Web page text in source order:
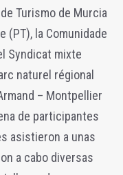
Turismo de Murcia
(PT), la Comunidade
Syndicat mixte
naturel régional
– Montpellier
de participantes
asistieron a unas
a cabo diversas